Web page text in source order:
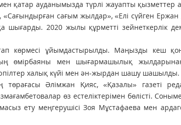
қатар ауданымызда түрлі жауапты қызметтер
сағым жылдар», «Елі сүйген
шығарды. 2020 жылы құрметті зейнеткерлік
көрмесі ұйымдастырылды. Маңызды кеш
өмірбаяны мен шығармашылық жылдарынан
халық күйі мен ән-жырдан шашу шашылды.
Әлімжан Қияс, «Қазалы» газеті
өз естеліктерімен бөлісті.
ету меңгерушісі Зоя Мұстафаева мен